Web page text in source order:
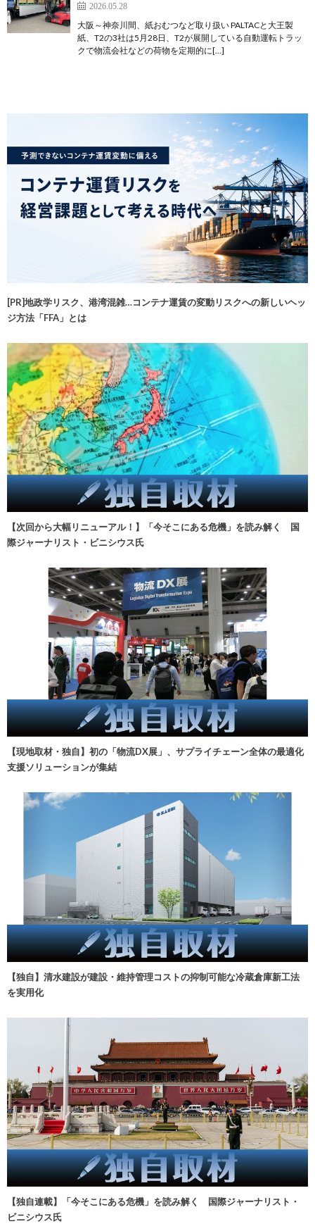
2026.05.28
大阪～神奈川間、紙おむつなど取り扱い PALTACと大王製
紙、T2の3社は5月28日、T2が展開している自動運転トラッ
クで物流会社などの荷物を定期的に[…]
[PR]地政学リスク、港湾混雑…コンテナ運賃の変動リスクへの新しいヘッ
ジ方法「FFA」とは
【次回から大幅リニューアル！】「今そこにある危機」を読み解く 国
際ジャーナリスト・ビニシウス氏
【現地取材・独自】初の「物流DX展」、サプライチェーン全体の最適化
支援ソリューションが集結
【独自】清水建設が建設・維持管理コストの抑制可能な冷蔵倉庫新工法
を実用化
【独自連載】「今そこにある危機」を読み解く 国際ジャーナリスト・
ビニシウス氏